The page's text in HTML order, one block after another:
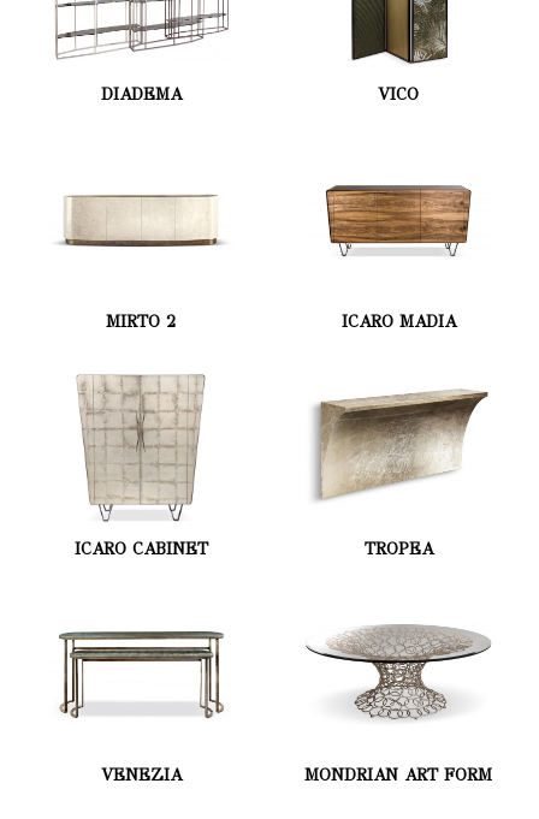
DIADEMA VICO
MIRTO 2 ICARO MADIA
ICARO CABINET TROPEA
VENEZIA MONDRIAN ART FORM